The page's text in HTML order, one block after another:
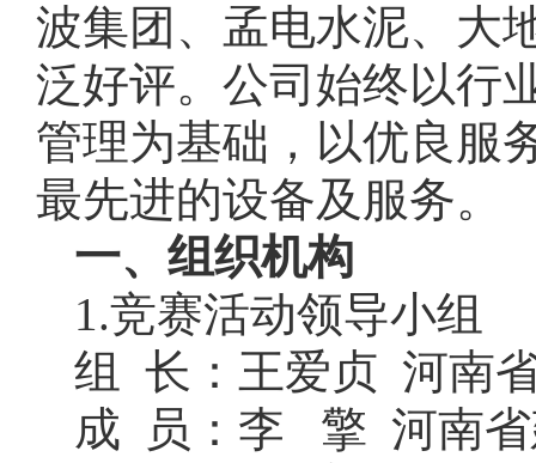
波集团、孟电水泥、大
泛好评。公司始终以行
管理为基础，以优良服
最先进的设备及服务。
一、组织机构
1.竞赛活动领导小组
组 长：王爱贞 河南
成 员：李 擎 河南省